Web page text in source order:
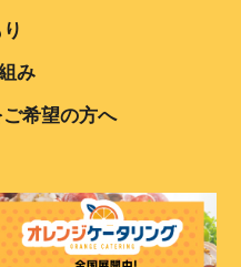
み
希望の方へ